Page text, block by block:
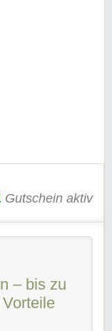
Gutschein aktiv
– bis zu